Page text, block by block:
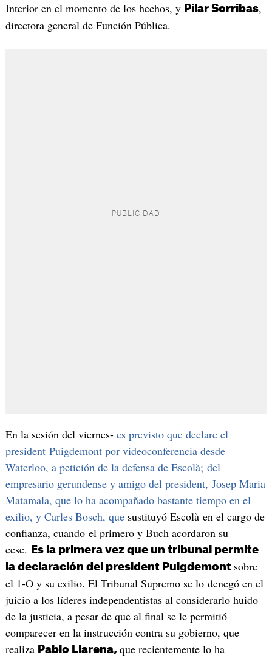
Interior en el momento de los hechos, y Pilar Sorribas,
directora general de Función Pública.
En la sesión del viernes- es previsto que declare el
president Puigdemont por videoconferencia desde
Waterloo, a petición de la defensa de Escolà; del
empresario gerundense y amigo del president, Josep Maria
Matamala, que lo ha acompañado bastante tiempo en el
exilio, y Carles Bosch, quesustituyó Escolà en el cargo de
confianza, cuando el primero y Buch acordaron su
cese.
Es la primera vez que un tribunal permite
la declaración del president Puigdemont sobre
el 1-O y su exilio. El Tribunal Supremo se lo denegó en el
juicio a los líderes independentistas al considerarlo huido
de la justicia, a pesar de que al final se le permitió
comparecer en la instrucción contra su gobierno, que
realiza Pablo Llarena, que recientemente lo ha